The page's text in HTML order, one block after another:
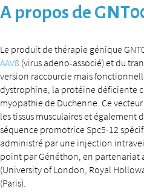
A propos de
Le produit de thérapie génique
AAV8 (virus adeno-associé) et du
version raccourcie mais
dystrophine, la protéine déficiente
myopathie de Duchenne. Ce
les tissus musculaires et également
séquence promotrice Spc5-12
administré par une injection
point par Généthon, en partenariat
(University of London, Royal
(Paris).